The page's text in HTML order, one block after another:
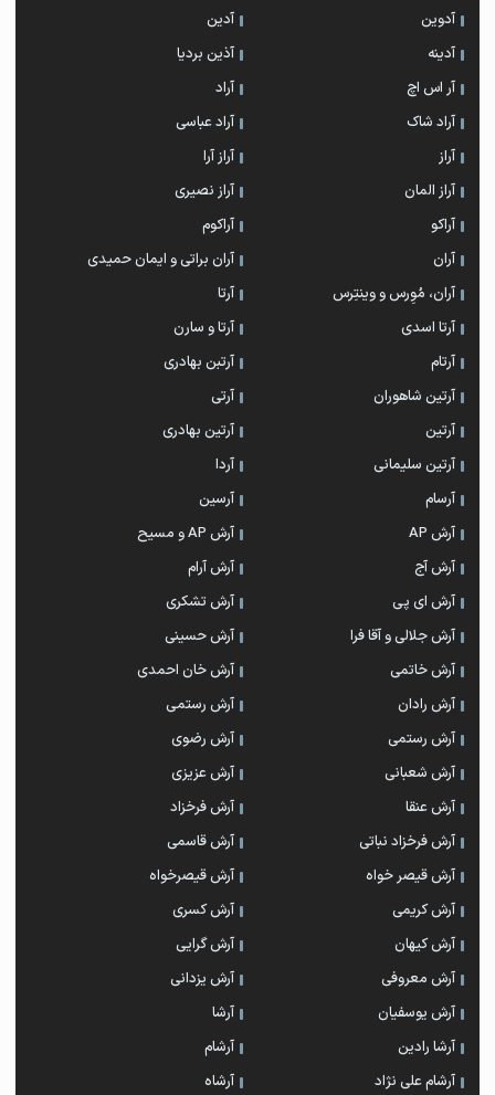
آدوین
آدین
آدینه
آذین بردیا
آر اس اچ
آراد
آراد شاک
آراد عباسی
آراز
آراز آرا
آراز المان
آراز نصیری
آراکو
آراکوم
آران
آران براتی و ایمان حمیدی
آران، مُوِرس و وینتِرس
آرتا
آرتا اسدی
آرتا و سارن
آرتام
آرتبن بهادری
آرتين شاهوران
آرتی
آرتین
آرتین بهادری
آرتین سلیمانی
آردا
آرسام
آرسین
آرش AP
آرش AP و مسیح
آرش آج
آرش آرام
آرش ای پی
آرش تشکری
آرش جلالی و آقا فرا
آرش حسینی
آرش خاتمی
آرش خان احمدی
آرش رادان
آرش رستمى
آرش رستمی
آرش رضوی
آرش شعبانی
آرش عزیزی
آرش عنقا
آرش فرخزاد
آرش فرخزاد نباتی
آرش قاسمی
آرش قیصر خواه
آرش قیصرخواه
آرش کریمی
آرش کسری
آرش کیهان
آرش گرایی
آرش معروفی
آرش یزدانی
آرش یوسفیان
آرشا
آرشا رادین
آرشام
آرشام علی نژاد
آرشاه